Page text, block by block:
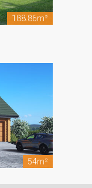
188.86m²
54m²